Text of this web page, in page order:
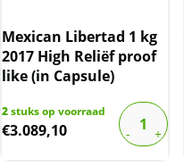
Mexican Libertad 1 kg
2017 High Reliëf proof
like (in Capsule)
2stuks op voorraad
€3.089,10